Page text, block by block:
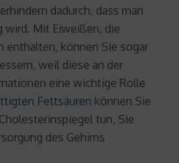
dadurch, dass man
wird. Mit Eiweißen, die
enthalten, können Sie sogar
weil diese an der
eine wichtige Rolle
Fettsäuren können Sie
tun, Sie
des Gehirns